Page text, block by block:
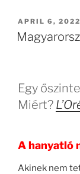
POSTED
ON
APRIL 6, 2022
Egy
Miért?
A hanyatló
Akinek nem